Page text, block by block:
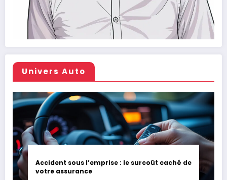
Univers Auto
Accident sous l’emprise : le surcoût caché de
votre assurance